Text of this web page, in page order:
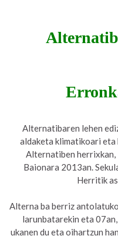
Alternatibaren lehen
aldaketa klimatikoari
Alternatiben
Baionara 2013an.
Herritik
Alterna ba berriz
larunbatarekin eta
ukanen du eta oihartzun